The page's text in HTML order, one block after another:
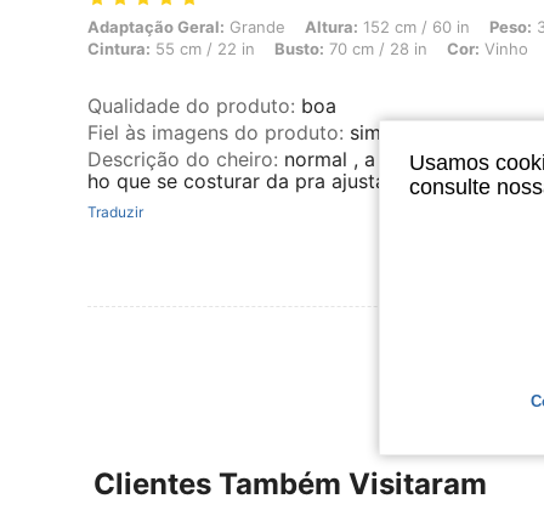
Adaptação Geral: Grande, Altura: 152 cm / 60 in, Peso: 35 kg / 77
Adaptação Geral: Grande Altura: 152 cm / 60 in Peso:
Cintura: 55 cm / 22 in Busto: 70 cm / 28 in Cor: Vinho
Qualidade do produto: boa
Fiel às imagens do produto: sim
Descrição do cheiro: normal , a saia vinho
ho que se costurar da pra ajustar , gostei muito
Traduzir
Clientes Também Visitaram
Usamos
consulte